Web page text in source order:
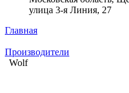
улица 3-я Линия, 27
Главная
Производители
Wolf